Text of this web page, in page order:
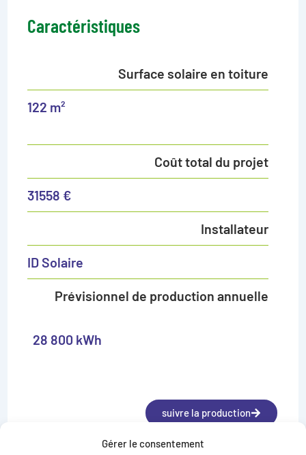
Gérer le consentement
Caractéristiques
Surface solaire en toiture
122 m²
Coût total du projet
31558 €
Installateur
ID Solaire
Prévisionnel de production annuelle
28 800 kWh
suivre la production